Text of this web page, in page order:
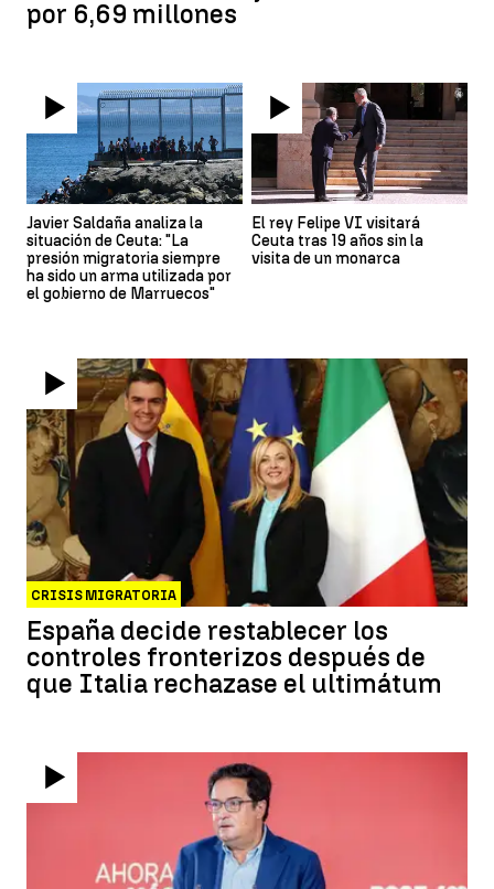
por 6,69 millones
Javier Saldaña analiza la
situación de Ceuta: "La
presión migratoria siempre
ha sido un arma utilizada por
el gobierno de Marruecos"
El rey Felipe VI visitará
Ceuta tras 19 años sin la
visita de un monarca
CRISIS MIGRATORIA
España decide restablecer los
controles fronterizos después de
que Italia rechazase el ultimátum